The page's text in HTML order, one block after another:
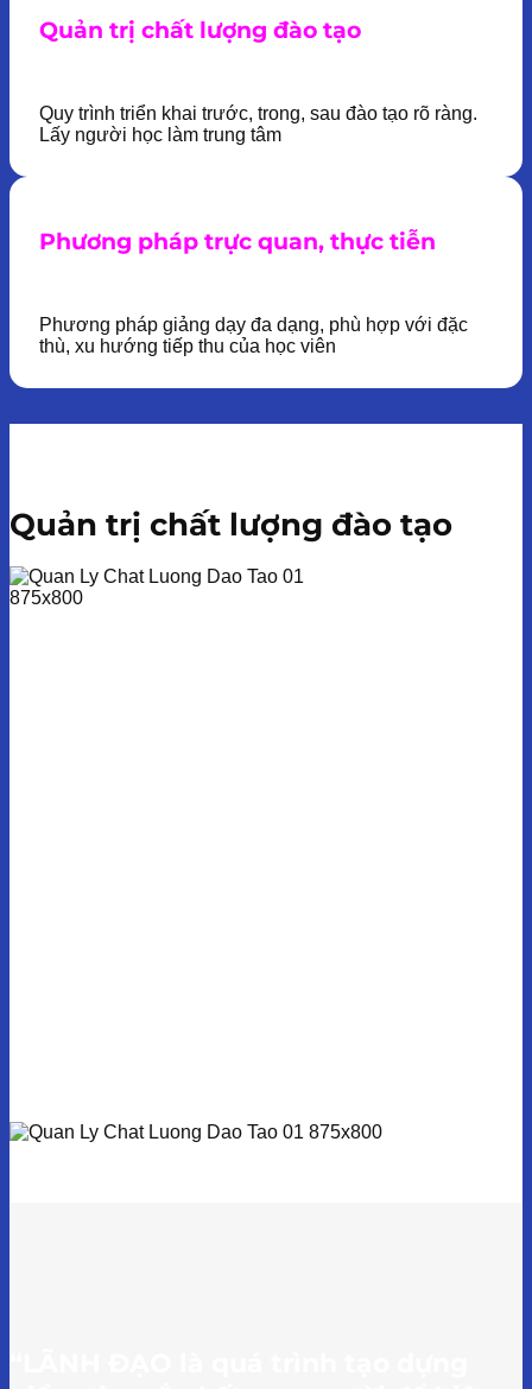
Quản trị chất lượng đào tạo
Quy trình triển khai trước, trong, sau đào tạo rõ ràng.
Lấy người học làm trung tâm
Phương pháp trực quan, thực tiễn
Phương pháp giảng dạy đa dạng, phù hợp với đặc
thù, xu hướng tiếp thu của học viên
Quản trị chất lượng đào tạo